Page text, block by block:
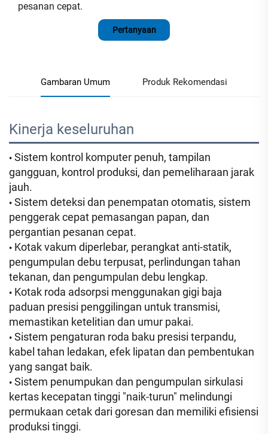
pesanan cepat.
Pertanyaan
Gambaran Umum Produk Rekomendasi
Kinerja keseluruhan
• Sistem kontrol komputer penuh, tampilan
gangguan, kontrol produksi, dan pemeliharaan jarak
jauh.
• Sistem deteksi dan penempatan otomatis, sistem
penggerak cepat pemasangan papan, dan
pergantian pesanan cepat.
• Kotak vakum diperlebar, perangkat anti-statik,
pengumpulan debu terpusat, perlindungan tahan
tekanan, dan pengumpulan debu lengkap.
• Kotak roda adsorpsi menggunakan gigi baja
paduan presisi penggilingan untuk transmisi,
memastikan ketelitian dan umur pakai.
• Sistem pengaturan roda baku presisi terpandu,
kabel tahan ledakan, efek lipatan dan pembentukan
yang sangat baik.
• Sistem penumpukan dan pengumpulan sirkulasi
kertas kecepatan tinggi "naik-turun" melindungi
permukaan cetak dari goresan dan memiliki efisiensi
produksi tinggi.